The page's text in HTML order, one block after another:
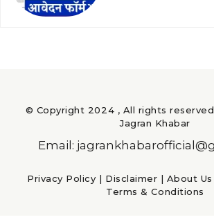
© Copyright 2024 , All rights
Jagran Khabar
Email:
Privacy Policy | Disclaimer | About Us
Terms & Conditions